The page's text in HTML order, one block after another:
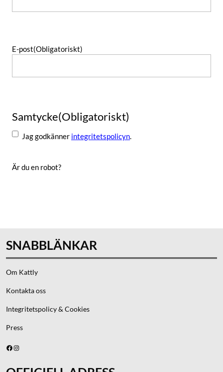
E-post(Obligatoriskt)
Samtycke(Obligatoriskt)
Jag godkänner integritetspolicyn.
Är du en robot?
SNABBLÄNKAR
Om Kattly
Kontakta oss
Integritetspolicy & Cookies
Press
Facebook
Instagram